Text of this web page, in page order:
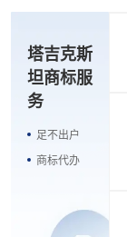
塔吉克斯
坦商标服
务
足不出户
商标代办